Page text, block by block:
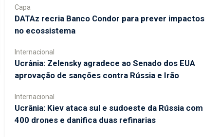
Capa
DATAz recria Banco Condor para prever impactos
no ecossistema
Internacional
Ucrânia: Zelensky agradece ao Senado dos EUA
aprovação de sanções contra Rússia e Irão
Internacional
Ucrânia: Kiev ataca sul e sudoeste da Rússia com
400 drones e danifica duas refinarias